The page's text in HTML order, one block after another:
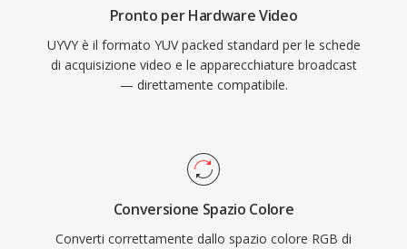
Pronto per Hardware Video
UYVY è il formato YUV packed standard per le schede
di acquisizione video e le apparecchiature broadcast
— direttamente compatibile.
Conversione Spazio Colore
Converti correttamente dallo spazio colore RGB di